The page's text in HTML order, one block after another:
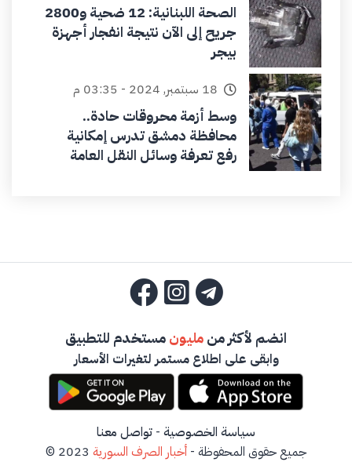
الصحة اللبنانية: 12 ضحية و2800
جريح إلى الآن نتيجة انفجار أجهزة
بيجر
18 سبتمبر, 2024 - 03:35 م
وسط أزمة محروقات حادة..
محافظة دمشق تدرس إمكانية
رفع تعرفة وسائل النقل العامة
انضم لأكثر منمليونمستخدم للتطبيق
وابقى على اطلاع مستمر لتغيرات الأسعار
سياسة الخصوصية - تواصل معنا
جميع حقوق المحفوظة - أخبار الصرف السورية